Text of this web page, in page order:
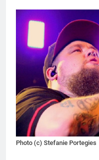
Photo (c) Stefanie Portegies